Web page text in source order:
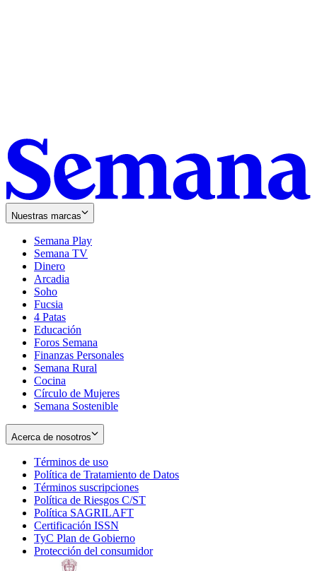
Nuestras marcas
Semana Play
Semana TV
Dinero
Arcadia
Soho
in
new
window
Fucsia
in
new
window
4 Patas
Educación
Foros Semana
Finanzas Personales
Semana Rural
Cocina
Círculo de Mujeres
Semana Sostenible
Acerca de nosotros
Términos de uso
in
new
window
Política de Tratamiento de Datos
Términos suscripciones
in
Política de Riesgos C/ST
Política SAGRILAFT
new
window
Certificación ISSN
in
new
TyC Plan de Gobierno
in
Protección del consumidorOpens